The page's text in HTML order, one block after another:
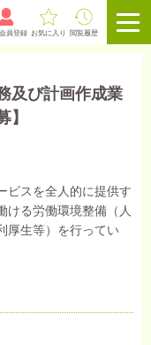
員登録 お気に入り 閲覧履歴
及び計画作成業
】
ビスを全人的に提供す
ける労働環境整備（人
厚生等）を行ってい